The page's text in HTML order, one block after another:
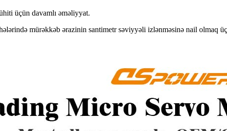
üçün davamlı əməliyyat.
mürəkkəb ərazinin santimetr səviyyəli izlənməsinə nail olmaq